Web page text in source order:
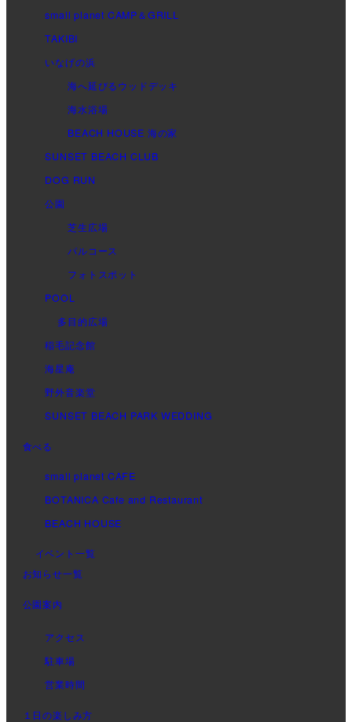
small planet CAMP＆GRILL
TAKIBI
いなげの浜
海へ延びるウッドデッキ
海水浴場
BEACH HOUSE 海の家
SUNSET BEACH CLUB
DOG RUN
公園
芝生広場
パルコース
フォトスポット
POOL
多目的広場
稲毛記念館
海星庵
野外音楽堂
SUNSET BEACH PARK WEDDING
食べる
small planet CAFE
BOTANICA Cafe and Restaurant
BEACH HOUSE
イベント一覧
お知らせ一覧
公園案内
アクセス
駐車場
営業時間
１日の楽しみ方